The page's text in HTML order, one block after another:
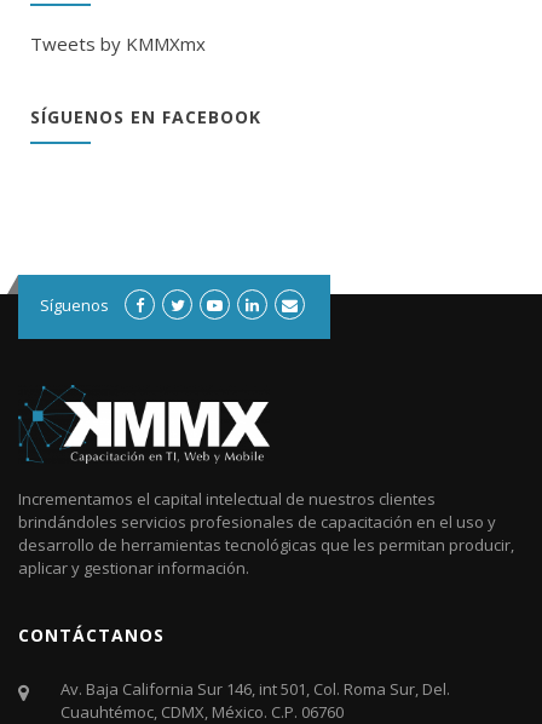
Tweets by KMMXmx
SÍGUENOS EN FACEBOOK
Síguenos
Incrementamos el capital intelectual de nuestros clientes
brindándoles servicios profesionales de capacitación en el uso y
desarrollo de herramientas tecnológicas que les permitan producir,
aplicar y gestionar información.
CONTÁCTANOS
Av. Baja California Sur 146, int 501, Col. Roma Sur, Del.
Cuauhtémoc, CDMX, México. C.P. 06760​